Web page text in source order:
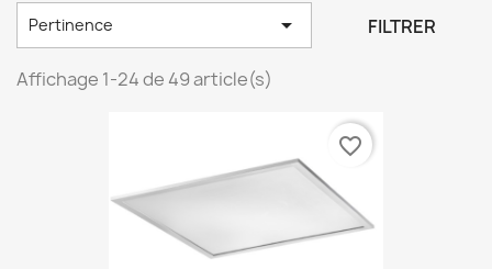
Pertinence  FILTRER
Affichage 1-24 de 49 article(s)
favorite_border